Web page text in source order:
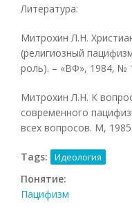
Литература:
Митрохин Л.Н.
(религиозный
роль). – «ВФ», 1984, №
Митрохин Л.Н. К
современного
всех вопросов. М, 1985.
Tags: Идеология
Понятие:
Пацифизм